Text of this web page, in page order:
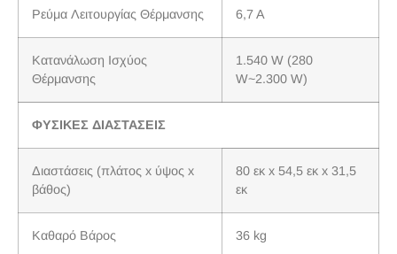
Ρεύμα Λειτουργίας Θέρμανσης 6,7 A
Κατανάλωση Ισχύος
Θέρμανσης
1.540 W (280
W~2.300 W)
ΦΥΣΙΚΕΣ ΔΙΑΣΤΑΣΕΙΣ
Διαστάσεις (πλάτος x ύψος x
βάθος)
80 εκ x 54,5 εκ x 31,5
εκ
Καθαρό Βάρος 36 kg